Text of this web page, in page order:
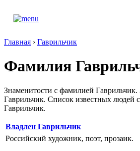
Главная › Гаврильчик
Фамилия
Знаменитости с фамилией
Гаврильчик. Список известных людей
Гаврильчик.
Владлен Гаврильчик
Российский художник, поэт, прозаик.